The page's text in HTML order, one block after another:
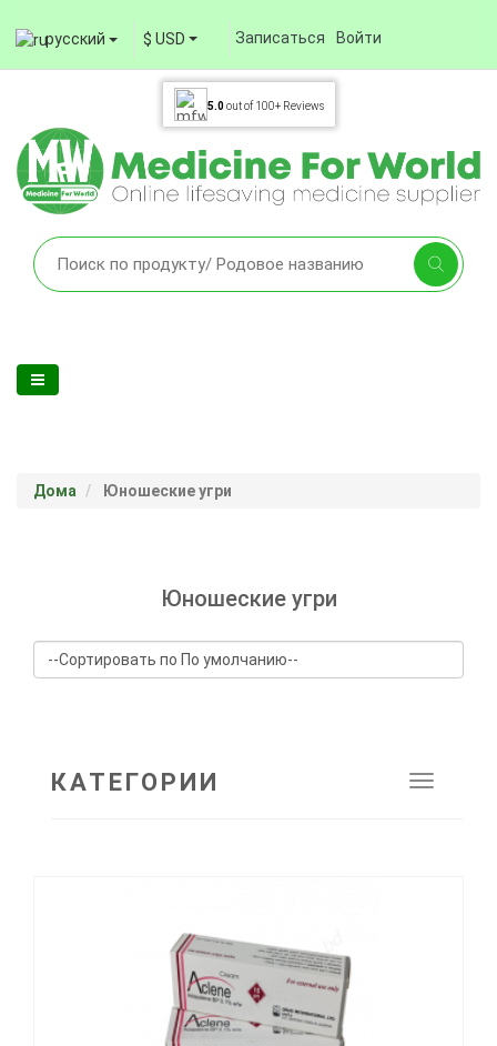
русский $ USD Записаться Войти
5.0out of 100+ Reviews
Дома Юношеские угри
Юношеские угри
Toggle
КАТЕГОРИИ